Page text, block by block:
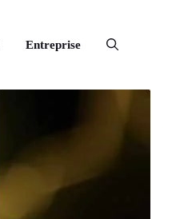
Entreprise